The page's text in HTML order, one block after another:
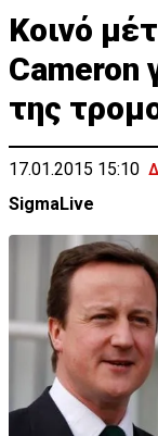
Κοινό
Cameron
της
17.01.2015 15:10
SigmaLive